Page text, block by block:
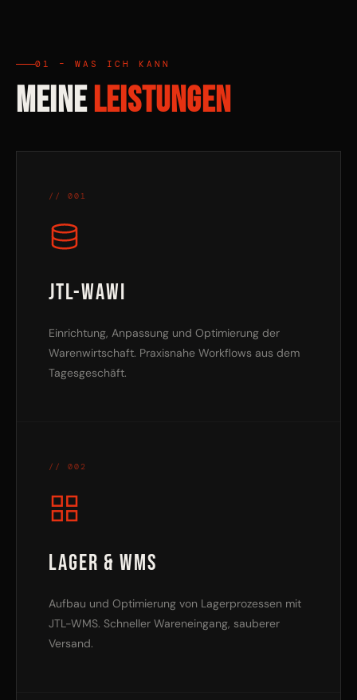
01 – WAS ICH KANN
MEINELEISTUNGEN
// 001
JTL-Wawi
Einrichtung, Anpassung und Optimierung der
Warenwirtschaft. Praxisnahe Workflows aus dem
Tagesgeschäft.
// 002
Lager & WMS
Aufbau und Optimierung von Lagerprozessen mit
JTL-WMS. Schneller Wareneingang, sauberer
Versand.